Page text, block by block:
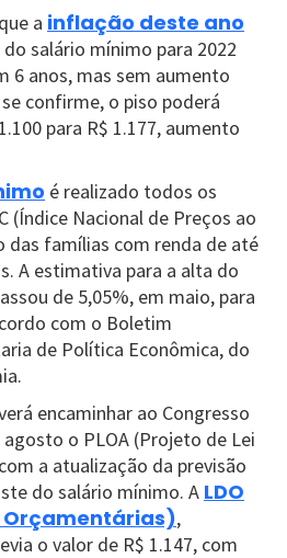
a inflação deste ano
salário mínimo para 2022
6 anos, mas sem aumento
confirme, o piso poderá
para R$ 1.177, aumento
é realizado todos os
(Índice Nacional de Preços ao
das famílias com renda de até
A estimativa para a alta do
de 5,05%, em maio, para
com o Boletim
de Política Econômica, do
encaminhar ao Congresso
o PLOA (Projeto de Lei
a atualização da previsão
do salário mínimo. A LDO
Orçamentárias),
o valor de R$ 1.147, com